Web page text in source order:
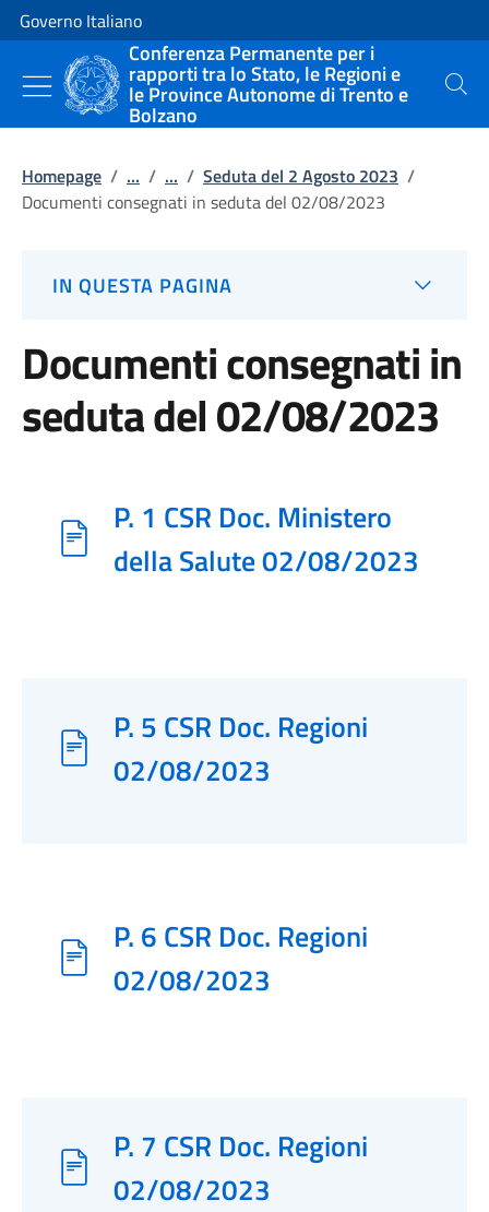
Vai al contenuto
Vai alla navigazione del sito
Governo Italiano
Conferenza Permanente per i
rapporti tra lo Stato, le Regioni e
le Province Autonome di Trento e
Bolzano
Cerca
Homepage / ... / ... / Seduta del 2 Agosto 2023 /
Documenti consegnati in seduta del 02/08/2023
IN QUESTA PAGINA
Documenti consegnati in
seduta del 02/08/2023
P. 1 CSR Doc. Ministero
della Salute 02/08/2023
P. 5 CSR Doc. Regioni
02/08/2023
P. 6 CSR Doc. Regioni
02/08/2023
P. 7 CSR Doc. Regioni
02/08/2023